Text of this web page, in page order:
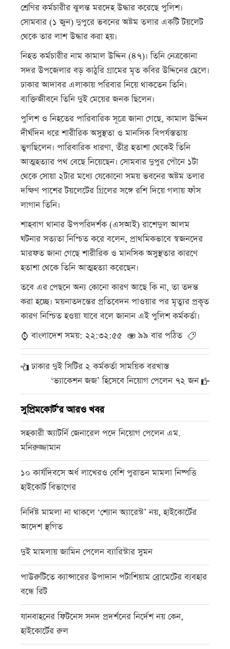
শ্রেণির কর্মচারীর ঝুলন্ত মরদেহ উদ্ধার করেছে পুলিশ।
সোমবার (১ জুন) দুপুরে ভবনের অষ্টম তলার একটি টয়লেট
থেকে তার লাশ উদ্ধার করা হয়।
নিহত কর্মচারীর নাম কামাল উদ্দিন (৪৭)। তিনি নেত্রকোনা
সদর উপজেলার বড় কাঠুরি গ্রামের মৃত কবির উদ্দিনের ছেলে।
ঢাকার আদাবর এলাকায় পরিবার নিয়ে থাকতেন তিনি।
ব্যক্তিজীবনে তিনি দুই মেয়ের জনক ছিলেন।
পুলিশ ও নিহতের পারিবারিক সূত্রে জানা গেছে, কামাল উদ্দিন
দীর্ঘদিন ধরে শারীরিক অসুস্থতা ও মানসিক বিপর্যস্ততায়
ভুগছিলেন। পারিবারিক ধারণা, তীব্র হতাশা থেকেই তিনি
আত্মহত্যার পথ বেছে নিয়েছেন। সোমবার দুপুর পৌনে ১টা
থেকে সোয়া ২টার মধ্যে যেকোনো সময় ভবনের অষ্টম তলার
দক্ষিণ পাশের টয়লেটের গ্রিলের সঙ্গে রশি দিয়ে গলায় ফাঁস
লাগান তিনি।
শাহবাগ থানার উপপরিদর্শক (এসআই) রাশেদুল আলম
ঘটনার সত্যতা নিশ্চিত করে বলেন, প্রাথমিকভাবে স্বজনদের
মারফত জানা গেছে শারীরিক ও মানসিক অসুস্থতার কারণে
হতাশা থেকে তিনি আত্মহত্যা করেছেন।
তবে এর পেছনে অন্য কোনো কারণ আছে কি না, তা তদন্ত
করা হচ্ছে। ময়নাতদন্তের প্রতিবেদন পাওয়ার পর মৃত্যুর প্রকৃত
কারণ নিশ্চিত হওয়া যাবে বলে জানান এই পুলিশ কর্মকর্তা।
বাংলাদেশ সময়: ২২:৩২:৫৫
৯৯ বার পঠিত
ঢাকার দুই সিটির ২ কর্মকর্তা সাময়িক বরখাস্ত
‘ভ্যাকেশন জজ’ হিসেবে নিয়োগ পেলেন ৭২ জন
সুপ্রিমকোর্ট’র আরও খবর
সহকারী অ্যাটর্নি জেনারেল পদে নিয়োগ পেলেন এম.
মনিরুজ্জামান
১০ কার্যদিবসে অর্ধ লাখেরও বেশি পুরাতন মামলা নিষ্পত্তি
হাইকোর্ট বিভাগের
নির্দিষ্ট মামলা না থাকলে ‘শ্যোন অ্যারেস্ট’ নয়, হাইকোর্টের
আদেশ স্থগিত
দুই মামলায় জামিন পেলেন ব্যারিস্টার সুমন
পাউরুটিতে ক্যান্সারের উপাদান পটাশিয়াম ব্রোমেটের ব্যবহার
বন্ধে রিট
যানবাহনের ফিটনেস সনদ প্রদর্শনের নির্দেশ নয় কেন,
হাইকোর্টের রুল